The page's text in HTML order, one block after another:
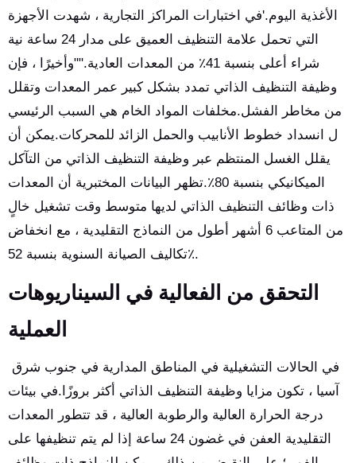
الأغذية اليوم.'في اختبارات المراكز التجارية ، شهدت الأجهزة
التي تحمل علامة التنظيف العميق على مدار 24 ساعة نية
شراء أعلى بنسبة 41٪ من المعدات العادية.""وأخيرًا ، فإن
وظيفة التنظيف الذاتي تمدد بشكل كبير عمر المعدات وتقلل
من مخاطر الفشل.مخلفات المواد الخام هي السبب الرئيسي
ل انسداد خطوط الأنابيب والحمل الزائد للمحركات.يمكن أن
يقلل الغسل المنتظم عبر وظيفة التنظيف الذاتي من التآكل
الميكانيكي بنسبة 80٪.تظهر البيانات المختبرية أن المعدات
ذات وظائف التنظيف الذاتي لديها متوسط وقت تشغيل خالٍ
من المتاعب 6 أشهر أطول من النماذج التقليدية ، مع انخفاض
تكاليف الصيانة السنوية بنسبة 52٪.
التحقق من الفعالية في السيناريوهات
العملية
آسيا ، تكون مزايا وظيفة التنظيف الذاتي أكثر بروزًا.في بيئات
درجة الحرارة العالية والرطوبة العالية ، قد تتطور المعدات
التقليدية العفن في غضون 24 ساعة إذا لم يتم تنظيفها على